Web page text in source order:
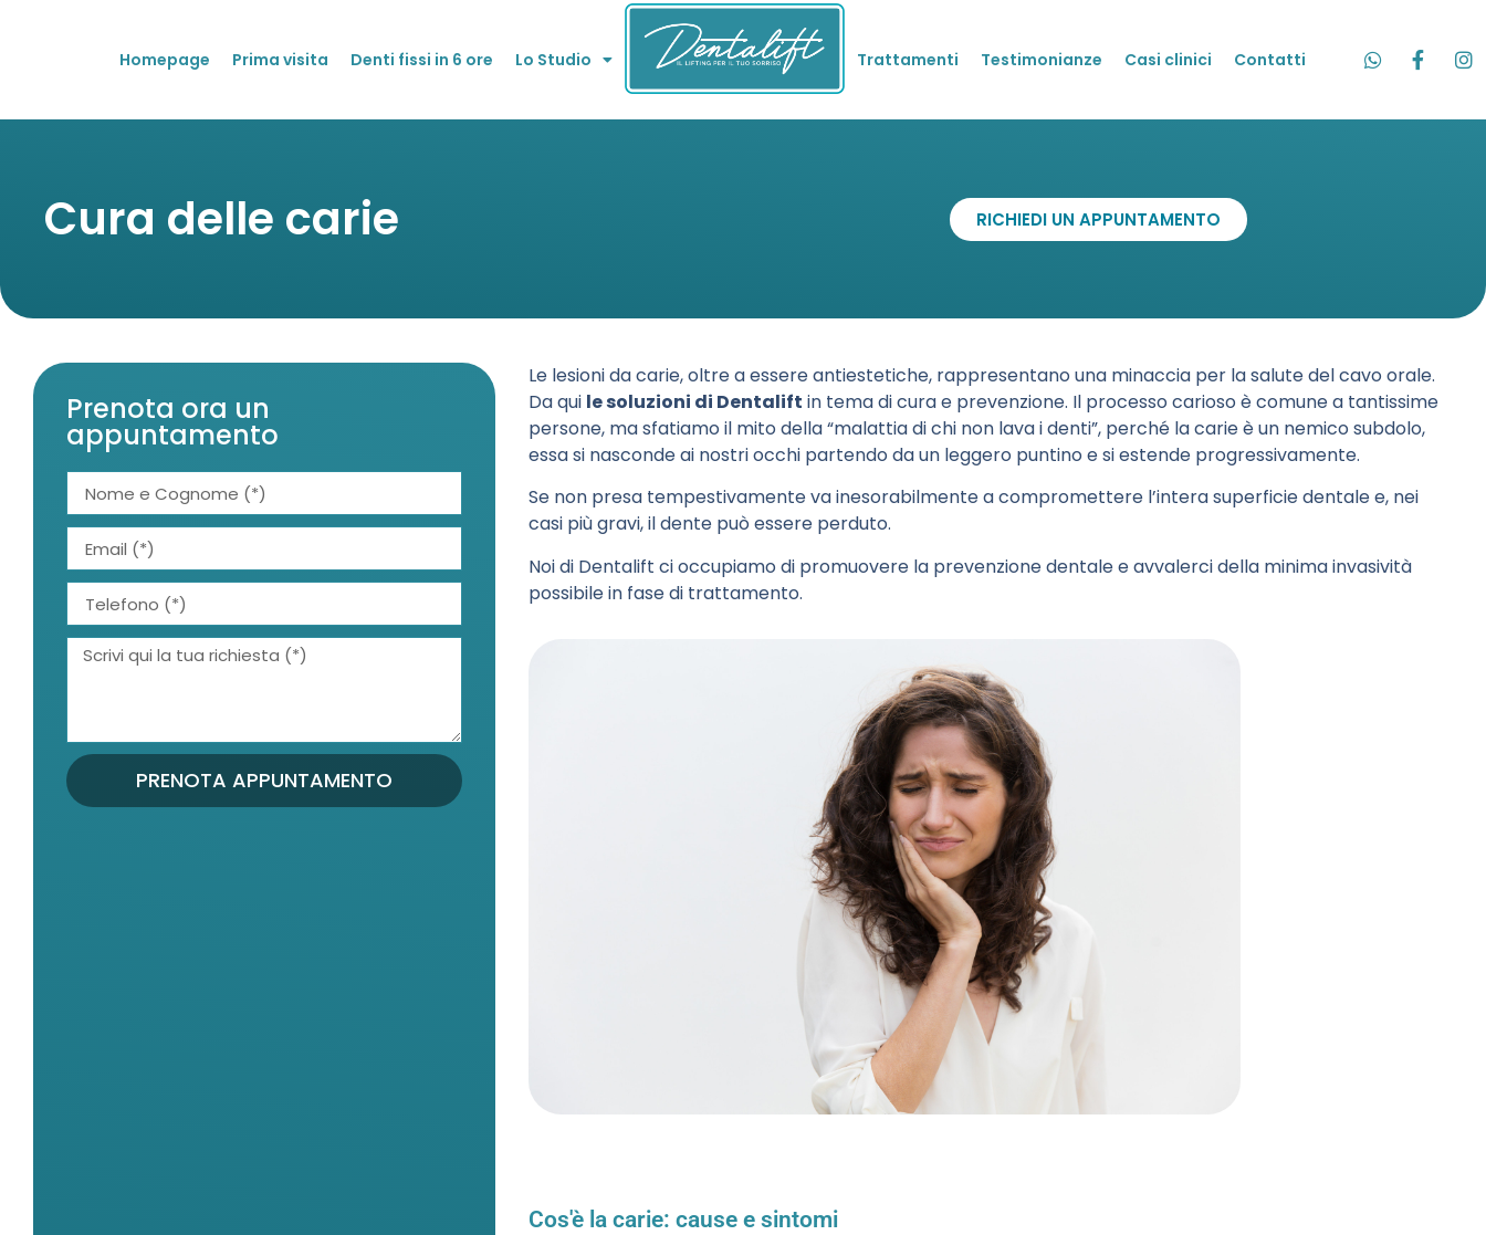
Homepage Prima visita Denti fissi in 6 ore Lo Studio Trattamenti Testimonianze Casi clinici Contatti
Cura delle carie RICHIEDI UN APPUNTAMENTO
Prenota ora un
appuntamento
PRENOTA APPUNTAMENTO
Le lesioni da carie, oltre a essere antiestetiche, rappresentano una minaccia per la salute del cavo orale.
Da qui le soluzioni di Dentalift in tema di cura e prevenzione. Il processo carioso è comune a tantissime
persone, ma sfatiamo il mito della “malattia di chi non lava i denti”, perché la carie è un nemico subdolo,
essa si nasconde ai nostri occhi partendo da un leggero puntino e si estende progressivamente.
Se non presa tempestivamente va inesorabilmente a compromettere l’intera superficie dentale e, nei
casi più gravi, il dente può essere perduto.
Noi di Dentalift ci occupiamo di promuovere la prevenzione dentale e avvalerci della minima invasività
possibile in fase di trattamento.
Cos'è la carie: cause e sintomi